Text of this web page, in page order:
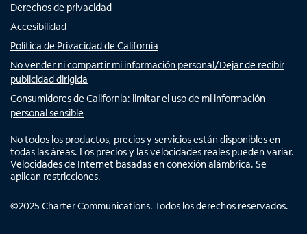
Derechos de privacidad
Accesibilidad
Política de Privacidad de California
No vender ni compartir mi información personal/Dejar de recibir
publicidad dirigida
Consumidores de California: limitar el uso de mi información
personal sensible
No todos los productos, precios y servicios están disponibles en
todas las áreas. Los precios y las velocidades reales pueden variar.
Velocidades de Internet basadas en conexión alámbrica. Se
aplican restricciones.
©2025 Charter Communications. Todos los derechos reservados.